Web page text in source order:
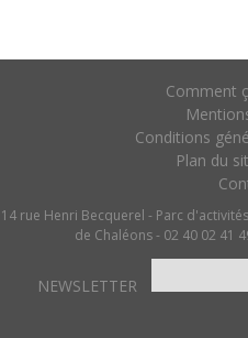
Comment
Conditions
Plan du
14 rue Henri Becquerel - Parc
de Chaléons - 02 40 02 41
NEWSLETTER